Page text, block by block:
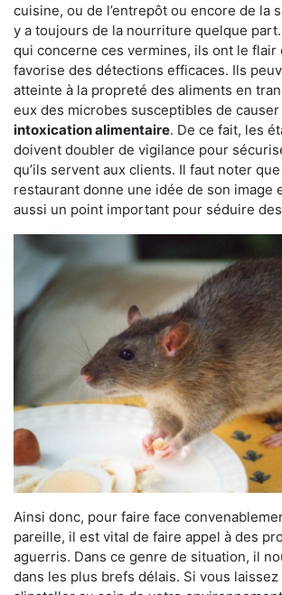
cuisine, ou de l’entrepôt ou encore de la
y a toujours de la nourriture quelque part.
qui concerne ces vermines, ils ont le flair
favorise des détections efficaces. Ils
atteinte à la propreté des aliments en
eux des microbes susceptibles de causer
intoxication alimentaire. De ce fait, les
doivent doubler de vigilance pour
qu’ils servent aux clients. Il faut noter que
restaurant donne une idée de son image
aussi un point important pour séduire
Ainsi donc, pour faire face
pareille, il est vital de faire appel à des
aguerris. Dans ce genre de situation, il
dans les plus brefs délais. Si vous